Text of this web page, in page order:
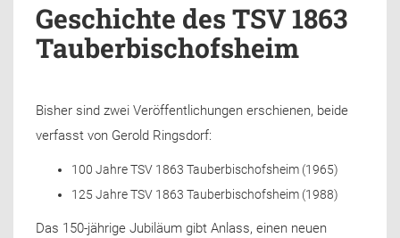
Geschichte des TSV 1863
Tauberbischofsheim
Bisher sind zwei Veröffentlichungen erschienen, beide
verfasst von Gerold Ringsdorf:
100 Jahre TSV 1863 Tauberbischofsheim (1965)
125 Jahre TSV 1863 Tauberbischofsheim (1988)
Das 150-jährige Jubiläum gibt Anlass, einen neuen